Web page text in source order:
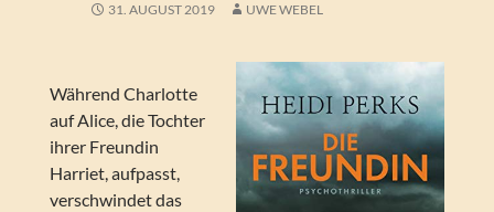
31. AUGUST 2019 UWE WEBEL
Während Charlotte
auf Alice, die Tochter
ihrer Freundin
Harriet, aufpasst,
verschwindet das